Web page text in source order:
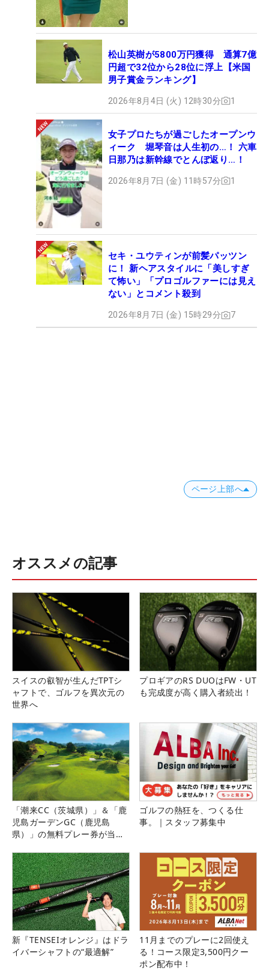
松山英樹が5800万円獲得 通算7億
円超で32位から28位に浮上【米国
男子賞金ランキング】
2026年8月4日 (火) 12時30分 1
女子プロたちが過ごしたオープンウ
ィーク 堀琴音は人生初の…！ 六車
日那乃は新幹線でとんぼ返り…！
2026年8月7日 (金) 11時57分 1
セキ・ユウティンが前髪パッツン
に！ 新ヘアスタイルに「美しすぎ
て怖い」「プロゴルファーには見え
ない」とコメント殺到
2026年8月7日 (金) 15時29分 7
ページ上部へ
オススメの記事
スイスの叡智が生んだTPTシ
ャフトで、ゴルフを異次元の
世界へ
プロギアのRS DUOはFW・UT
も完成度が高く購入者続出！
「潮来CC（茨城県）」＆「鹿
児島ガーデンGC（鹿児島
県）」の無料プレー券が当た
ゴルフの熱狂を、つくる仕
事。｜スタッフ募集中
新『TENSEIオレンジ』はドラ
イバーシャフトの“最適解”
11月までのプレーに2回使え
る！コース限定3,500円クー
ポン配布中！